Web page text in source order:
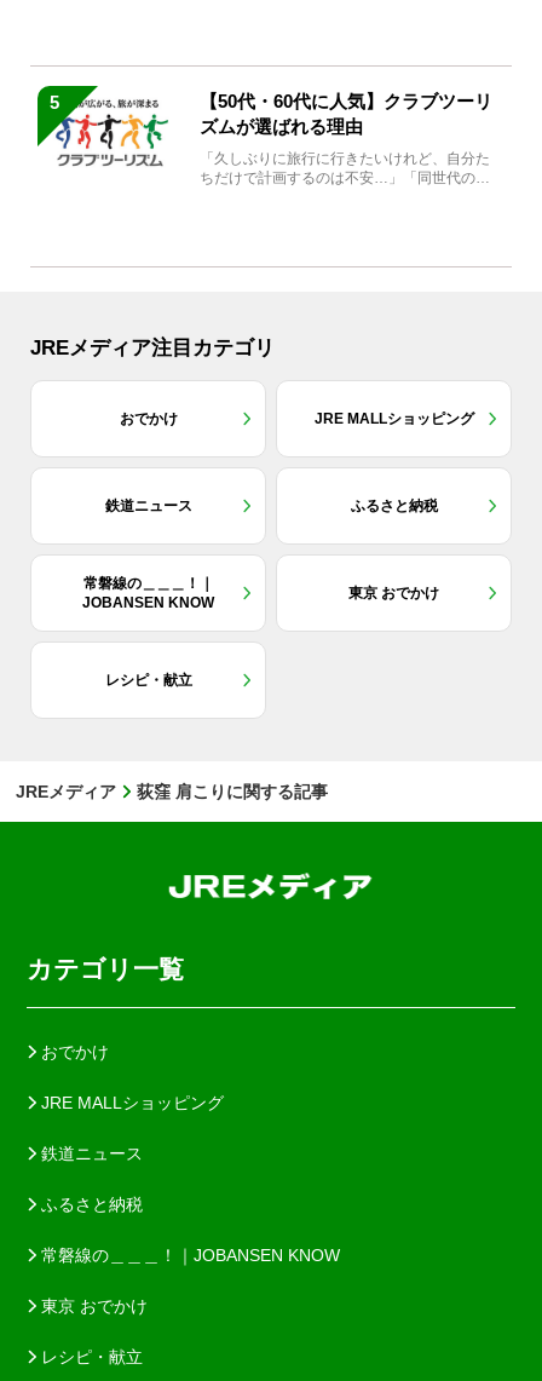
5
【50代・60代に人気】クラブツーリ
ズムが選ばれる理由
「久しぶりに旅行に行きたいけれど、自分た
ちだけで計画するのは不安…」「同世代の方
JREメディア注目カテゴリ
おでかけ JRE MALLショッピング
鉄道ニュース ふるさと納税
常磐線の＿＿＿！｜
JOBANSEN KNOW
東京 おでかけ
レシピ・献立
JREメディア 荻窪 肩こりに関する記事
カテゴリ一覧
おでかけ
JRE MALLショッピング
鉄道ニュース
ふるさと納税
常磐線の＿＿＿！｜JOBANSEN KNOW
東京 おでかけ
レシピ・献立